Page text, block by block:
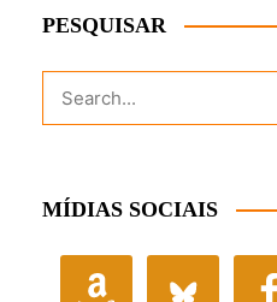
PESQUISAR
MÍDIAS SOCIAIS